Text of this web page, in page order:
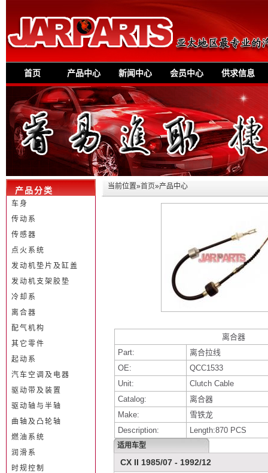
首页 产品中心 新闻中心 会员中心 供求信息
当前位置»首页»产品中心
离合器
Part:
离合拉线
OE:
QCC1533
Unit:
Clutch Cable
Catalog:
离合器
Make:
雪铁龙
Description:
Length:870 PCS
适用车型
CX II 1985/07 - 1992/12
产品分类
车身
传动系
传感器
点火系统
发动机垫片及缸盖
发动机支架胶垫
冷却系
离合器
配气机构
其它零件
起动系
汽车空调及电器
驱动带及装置
驱动轴与半轴
曲轴及凸轮轴
燃油系统
润滑系
时规控制